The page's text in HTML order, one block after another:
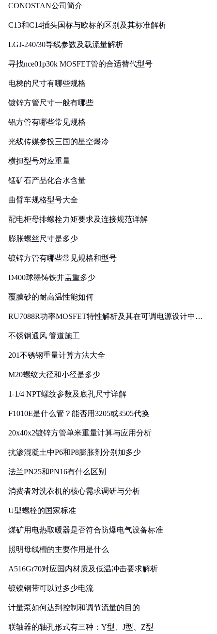
CONOSTAN公司简介
C13和C14插头国标与欧标的区别及其标准解析
LGJ-240/30导线参数及载流量解析
寻找nce01p30k MOSFET管的合适替代型号
电梯的尺寸有哪些规格
镀锌方管尺寸一般有哪些
铝方管有哪些常见规格
光线传媒参投三国的星空爆冷
横担型号对应重量
锰矿石产品化合水含量
曲臂车规格型号大全
配电柜母排螺栓力矩要求及连接规范详解
膨胀螺丝尺寸是多少
镀锌方管有哪些常见规格和型号
D400球墨铸铁井盖重多少
覆膜砂的耐高温性能如何
RU7088R功率MOSFET特性解析及其在可调电源设计中的
不锈钢通风 管道施工
201不锈钢重量计算方法大全
M20螺纹大径和小径是多少
1-1/4 NPT螺纹参数及底孔尺寸详解
F1010E是什么管？能否用3205或3505代换
20x40x2镀锌方管单米重量计算与应用分析
抗渗混凝土中P6和P8膨胀剂分别加多少
法兰PN25和PN16有什么区别
消费者对洗衣机的核心需求调研与分析
U型螺栓的国家标准
煤矿用电热取暖器是否符合防爆电气设备标准
照明母线槽的主要作用是什么
A516Gr70对应国内材质及低温冲击要求解析
镀镍钢带可以过多少电流
计量泵如何达到控制和调节流量的目的
联轴器的轴孔形式有三种：Y型、J型、Z型